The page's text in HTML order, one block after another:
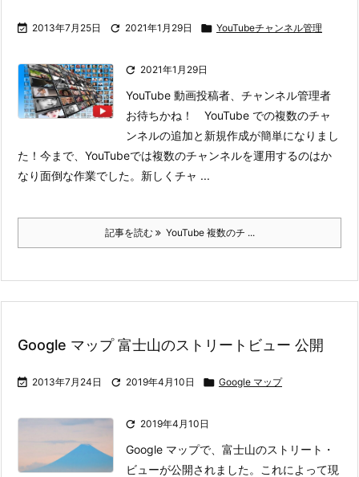
 2013年7月25日  2021年1月29日  YouTubeチャンネル管理
 2021年1月29日
YouTube 動画投稿者、チャンネル管理者
お待ちかね！ YouTube での複数のチャ
ンネルの追加と新規作成が簡単になりまし
た！ 今まで、YouTubeでは複数のチャンネルを運用するのはか
なり面倒な作業でした。新しくチャ ...
記事を読む YouTube 複数のチ ...
Google マップ 富士山のストリートビュー 公開
 2013年7月24日  2019年4月10日  Google マップ
 2019年4月10日
Google マップで、富士山のストリート・
ビューが公開されました。これによって現